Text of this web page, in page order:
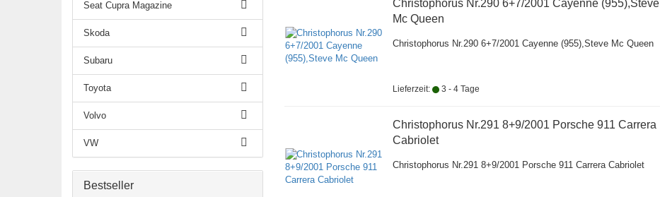
Christophorus Nr.290 6+7/2001 Cayenne (955),Steve
Mc Queen
Christophorus Nr.290 6+7/2001 Cayenne (955),Steve Mc Queen
Lieferzeit: 3 - 4 Tage
Christophorus Nr.291 8+9/2001 Porsche 911 Carrera
Cabriolet
Christophorus Nr.291 8+9/2001 Porsche 911 Carrera Cabriolet
Seat Cupra Magazine
Skoda
Subaru
Toyota
Volvo
VW
Bestseller